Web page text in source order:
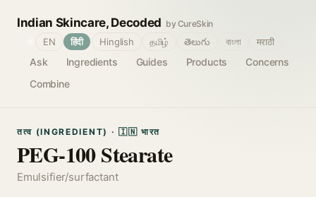
Indian Skincare, Decoded by CureSkin
Ask Ingredients Guides Products
Concerns
Combine
EN हिंदी Hinglish தமிழ் తెలుగు বাংলা मराठी
तत्व (INGREDIENT) · 🇮🇳 भारत
PEG-100 Stearate
Emulsifier/surfactant